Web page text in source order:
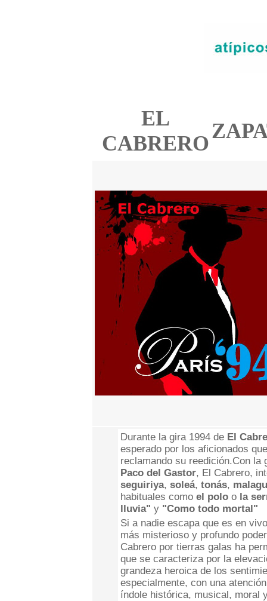
EL
CABRERO
Durante la gira 1994 de El
esperado por los aficionados
reclamando su reedición.Con
Paco del Gastor, El Cabrero,
seguiriya, soleá, tonás,
habituales como el polo o la
lluvia" y "Como todo mortal"
Si a nadie escapa que es en
más misterioso y profundo
Cabrero por tierras galas ha
que se caracteriza por la
grandeza heroica de los
especialmente, con una
índole histórica, musical, moral